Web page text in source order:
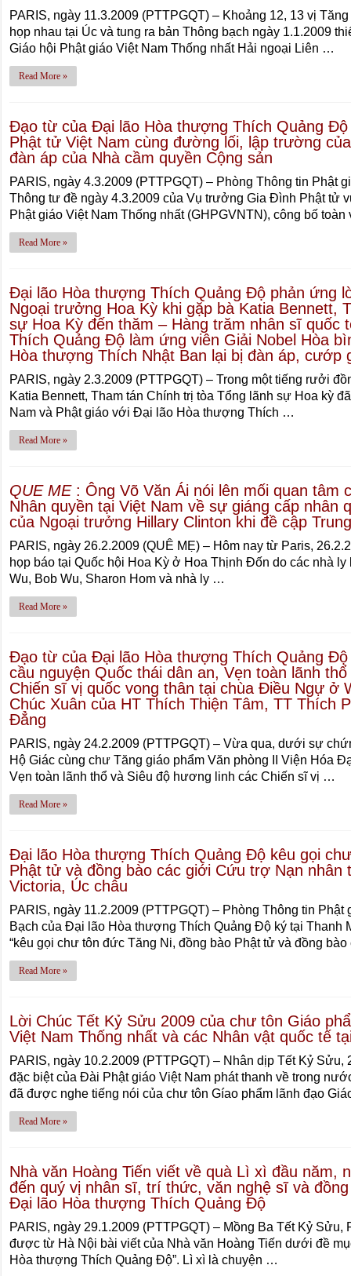
PARIS, ngày 11.3.2009 (PTTPGQT) – Khoảng 12, 13 vị
họp nhau tại Úc và tung ra bản Thông bạch ngày 1.1.2009
Giáo hội Phật giáo Việt Nam Thống nhất Hải ngoại Liên …
Read More »
Đạo từ của Đại lão Hòa thượng Thích Quảng
Phật tử Việt Nam cùng đường lối, lập trường
đàn áp của Nhà cầm quyền Cộng sản
PARIS, ngày 4.3.2009 (PTTPGQT) – Phòng Thông tin Phật
Thông tư đề ngày 4.3.2009 của Vụ trưởng Gia Đình Phật tử
Phật giáo Việt Nam Thống nhất (GHPGVNTN), công bố
Read More »
Đại lão Hòa thượng Thích Quảng Độ phản ứng
Ngoại trưởng Hoa Kỳ khi gặp bà Katia Bennett,
sự Hoa Kỳ đến thăm – Hàng trăm nhân sĩ quốc
Thích Quảng Độ làm ứng viên Giải Nobel Hòa
Hòa thượng Thích Nhật Ban lại bị đàn áp, cướp
PARIS, ngày 2.3.2009 (PTTPGQT) – Trong một tiếng rưởi
Katia Bennett, Tham tán Chính trị tòa Tổng lãnh sự Hoa kỳ
Nam và Phật giáo với Đại lão Hòa thượng Thích …
Read More »
QUE ME: Ông Võ Văn Ái nói lên mối quan tâm
Nhân quyền tại Việt Nam về sự giáng cấp nhân
của Ngoại trưởng Hillary Clinton khi đề cập
PARIS, ngày 26.2.2009 (QUÊ MẸ) – Hôm nay từ Paris,
họp báo tại Quốc hội Hoa Kỳ ở Hoa Thịnh Đốn do các nhà
Wu, Bob Wu, Sharon Hom và nhà ly …
Read More »
Đạo từ của Đại lão Hòa thượng Thích Quảng
cầu nguyện Quốc thái dân an, Vẹn toàn lãnh
Chiến sĩ vị quốc vong thân tại chùa Điều Ngự ở
Chúc Xuân của HT Thích Thiện Tâm, TT Thích
Đẳng
PARIS, ngày 24.2.2009 (PTTPGQT) – Vừa qua, dưới sự
Hộ Giác cùng chư Tăng giáo phẩm Văn phòng II Viện Hóa
Vẹn toàn lãnh thổ và Siêu độ hương linh các Chiến sĩ vị …
Read More »
Đại lão Hòa thượng Thích Quảng Độ kêu gọi
Phật tử và đồng bào các giới Cứu trợ Nạn nhân
Victoria, Úc châu
PARIS, ngày 11.2.2009 (PTTPGQT) – Phòng Thông tin
Bạch của Đại lão Hòa thượng Thích Quảng Độ ký tại Thanh
“kêu gọi chư tôn đức Tăng Ni, đồng bào Phật tử và đồng
Read More »
Lời Chúc Tết Kỷ Sửu 2009 của chư tôn Giáo
Việt Nam Thống nhất và các Nhân vật quốc tế
PARIS, ngày 10.2.2009 (PTTPGQT) – Nhân dịp Tết Kỷ
đặc biệt của Đài Phật giáo Việt Nam phát thanh về trong
đã được nghe tiếng nói của chư tôn Gíao phẩm lãnh đạo
Read More »
Nhà văn Hoàng Tiến viết về quà Lì xì đầu năm,
đến quý vị nhân sĩ, trí thức, văn nghệ sĩ và
Đại lão Hòa thượng Thích Quảng Ðộ
PARIS, ngày 29.1.2009 (PTTPGQT) – Mồng Ba Tết Kỷ
được từ Hà Nội bài viết của Nhà văn Hoàng Tiến dưới đề
Hòa thượng Thích Quảng Độ”. Lì xì là chuyện …